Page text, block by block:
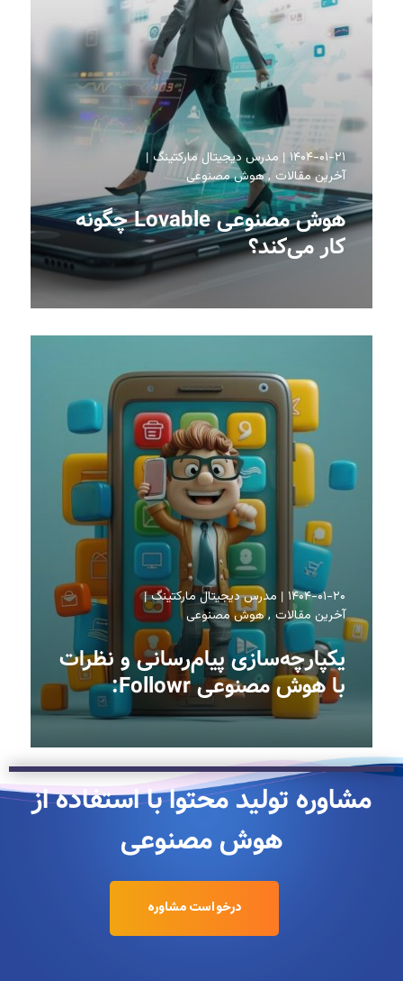
۱۴۰۴-۰۱-۲۱
مدرس دیجیتال مارکتینگ
آخرین مقالات هوش مصنوعی
هوش مصنوعی Lovable چگونه
کار می‌کند؟
۱۴۰۴-۰۱-۲۰
مدرس دیجیتال مارکتینگ
آخرین مقالات هوش مصنوعی
یکپارچه‌سازی پیام‌رسانی و نظرات
با هوش مصنوعی Followr:
مشاوره تولید محتوا با استفاده از
هوش مصنوعی
درخواست مشاوره